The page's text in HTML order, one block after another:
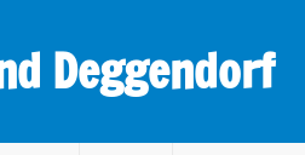
Deggendorf